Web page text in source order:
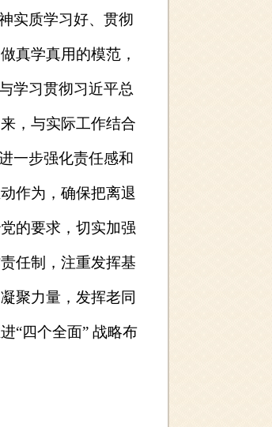
实质学习好、贯彻
真学真用的模范，
学习贯彻习近平总
，与实际工作结合
一步强化责任感和
作为，确保把离退
的要求，切实加强
任制，注重发挥基
聚力量，发挥老同
“四个全面” 战略布